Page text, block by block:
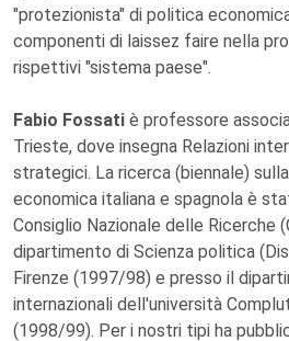
"protezionista" di politica
componenti di laissez faire nella
rispettivi "sistema paese".
Fabio Fossati è professore
Trieste, dove insegna Relazioni
strategici. La ricerca (biennale)
economica italiana e spagnola è
Consiglio Nazionale delle Ricerche
dipartimento di Scienza politica
Firenze (1997/98) e presso il
internazionali dell'università
(1998/99). Per i nostri tipi ha